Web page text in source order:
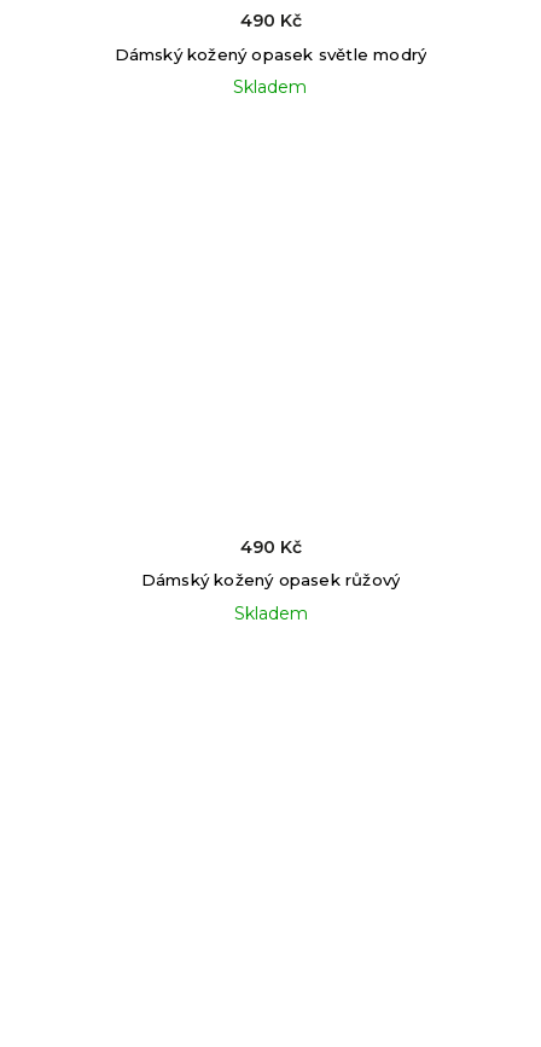
Dámský kožený opasek světle modrý
Skladem
490 Kč
Dámský kožený opasek růžový
Skladem
490 Kč